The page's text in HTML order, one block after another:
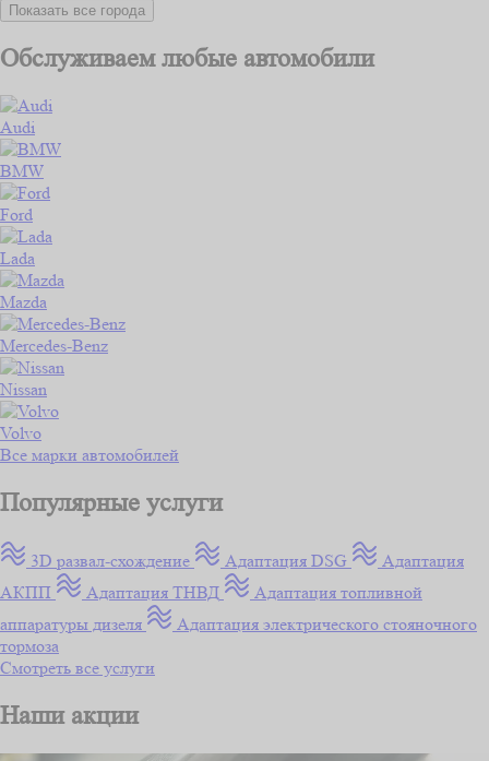
Показать все города
Обслуживаем любые автомобили
Audi
BMW
Ford
Lada
Mazda
Mercedes-Benz
Nissan
Volvo
Все марки автомобилей
Популярные услуги
3D развал-схождение Адаптация DSG
Адаптация
АКПП
Адаптация ТНВД
Адаптация топливной
аппаратуры дизеля
Адаптация электрического стояночного
тормоза
Смотреть все услуги
Наши акции